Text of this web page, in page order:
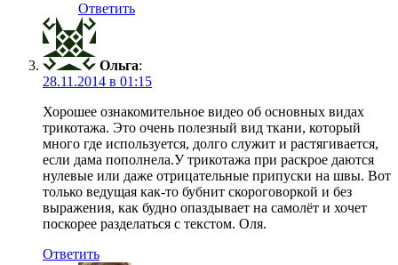
Ответить
Ольга:
28.11.2014 в 01:15
Хорошее ознакомительное видео об основных видах
трикотажа. Это очень полезный вид ткани, который
много где используется, долго служит и растягивается,
если дама пополнела.У трикотажа при раскрое даются
нулевые или даже отрицательные припуски на швы. Вот
только ведущая как-то бубнит скороговоркой и без
выражения, как будно опаздывает на самолёт и хочет
поскорее разделаться с текстом. Оля.
Ответить